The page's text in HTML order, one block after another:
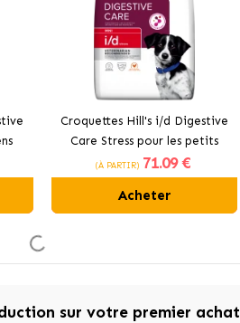
Croquettes Hill's i/d Digestive
Care Stress pour les petits
chiens
(À PARTIR) 71.09 €
Acheter
sur votre premier achat